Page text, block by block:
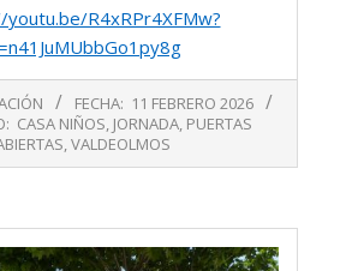
R4xRPr4XFMw?
FECHA: 11 FEBRERO 2026
CASA NIÑOS, JORNADA, PUERTAS
,VALDEOLMOS